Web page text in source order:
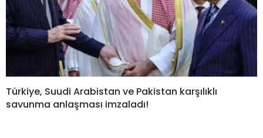
Türkiye, Suudi Arabistan ve Pakistan karşılıklı
savunma anlaşması imzaladı!